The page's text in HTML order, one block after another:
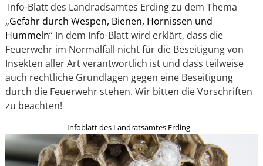
Info-Blatt des Landradsamtes Erding zu dem Thema
„Gefahr durch Wespen, Bienen, Hornissen und
Hummeln“In dem Info-Blatt wird erklärt, dass die
Feuerwehr im Normalfall nicht für die Beseitigung von
Insekten aller Art verantwortlich ist und dass teilweise
auch rechtliche Grundlagen gegen eine Beseitigung
durch die Feuerwehr stehen. Wir bitten die Vorschriften
zu beachten!
Infoblatt des Landratsamtes Erding